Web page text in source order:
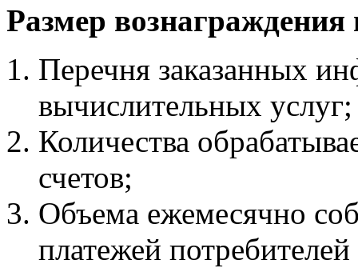
Размер вознаграждения
Перечня заказанных
вычислительных услуг;
Количества
счетов;
Объема ежемесячно
платежей